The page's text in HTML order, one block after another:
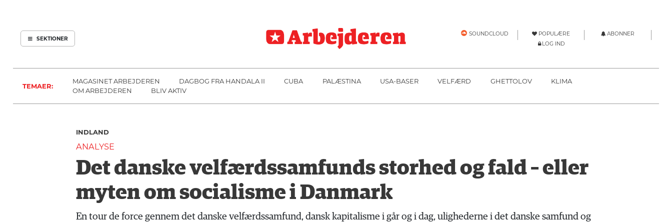
SEKTIONER
ARBEJDEREN
MENER
UDLAND
LÆSER
LÆSER
SOUNDCLOUD
ABONNER
LOG IND
OM
SEKTIONER
SOUNDCLOUD POPULÆRE
ABONNER
LOG IND
TEMAER:
MAGASINET ARBEJDEREN DAGBOG FRA HANDALA II CUBA PALÆSTINA USA-BASER VELFÆRD GHETTOLOV
KLIMA
OM ARBEJDEREN
BLIV AKTIV
INDLAND
ANALYSE
Det danske velfærdssamfunds storhed og fald – eller
myten om socialisme i Danmark
En tour de force gennem det danske velfærdssamfund, dansk kapitalisme i går og i dag, ulighederne i det danske samfund og